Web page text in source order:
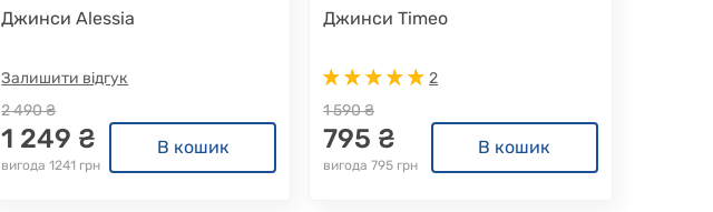
Джинси Alessia
Залишити відгук
2 490 ₴
1 249 ₴
вигода 1241 грн
В кошик
Джинси Timeo
2
1 590 ₴
795 ₴
вигода 795 грн
В кошик